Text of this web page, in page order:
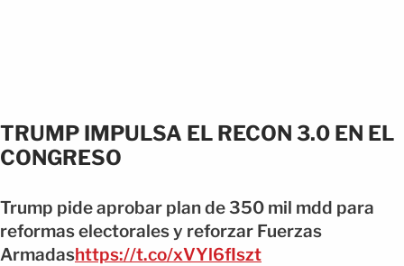
TRUMP IMPULSA EL RECON 3.0 EN EL
CONGRESO
Trump pide aprobar plan de 350 mil mdd para
reformas electorales y reforzar Fuerzas
Armadashttps://t.co/xVYl6fIszt